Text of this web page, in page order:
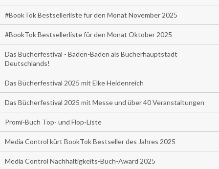
#BookTok Bestsellerliste für den Monat November 2025
#BookTok Bestsellerliste für den Monat Oktober 2025
Das Bücherfestival - Baden-Baden als Bücherhauptstadt
Deutschlands!
Das Bücherfestival 2025 mit Elke Heidenreich
Das Bücherfestival 2025 mit Messe und über 40 Veranstaltungen
Promi-Buch Top- und Flop-Liste
Media Control kürt BookTok Bestseller des Jahres 2025
Media Control Nachhaltigkeits-Buch-Award 2025